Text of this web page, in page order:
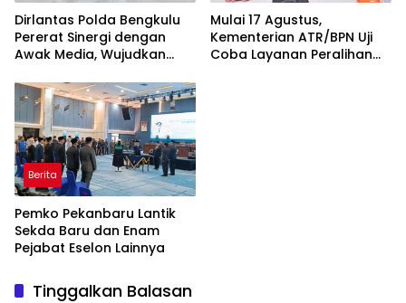
Dirlantas Polda Bengkulu
Pererat Sinergi dengan
Awak Media, Wujudkan
dan Berkualitas
Mulai 17 Agustus,
Kementerian ATR/BPN Uji
Coba Layanan Peralihan
Berita
Pemko Pekanbaru Lantik
Sekda Baru dan Enam
Pejabat Eselon Lainnya
Tinggalkan Balasan